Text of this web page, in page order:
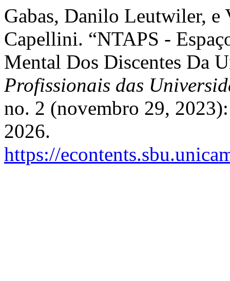
Gabas, Danilo Leutwiler, e
Capellini. “NTAPS -
Mental Dos Discentes Da
Profissionais das
no. 2 (novembro 29,
2026.
https://